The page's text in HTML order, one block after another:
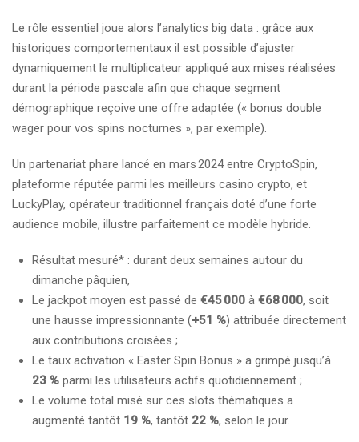
Le rôle essentiel joue alors l’analytics big data : grâce aux
historiques comportementaux il est possible d’ajuster
dynamiquement le multiplicateur appliqué aux mises réalisées
durant la période pascale afin que chaque segment
démographique reçoive une offre adaptée (« bonus double
wager pour vos spins nocturnes », par exemple).
Un partenariat phare lancé en mars 2024 entre CryptoSpin,
plateforme réputée parmi les meilleurs casino crypto, et
LuckyPlay, opérateur traditionnel français doté d’une forte
audience mobile, illustre parfaitement ce modèle hybride.
Résultat mesuré* : durant deux semaines autour du
dimanche pâquien,
Le jackpot moyen est passé de €45 000 à €68 000, soit
une hausse impressionnante (+51 %) attribuée directement
aux contributions croisées ;
Le taux activation « Easter Spin Bonus » a grimpé jusqu’à
23 % parmi les utilisateurs actifs quotidiennement ;
Le volume total misé sur ces slots thématiques a
augmenté tantôt 19 %, tantôt 22 %, selon le jour.